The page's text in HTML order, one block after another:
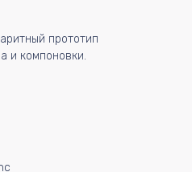
прототип
и компоновки.